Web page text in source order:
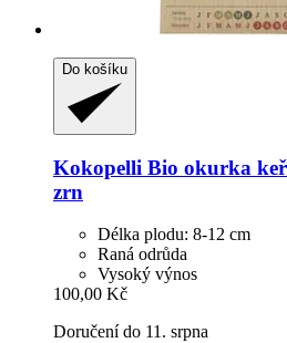
Do košíku
Kokopelli Bio okurka
zrn
Délka plodu: 8-12 cm
Raná odrůda
Vysoký výnos
100,00 Kč
Doručení do 11. srpna